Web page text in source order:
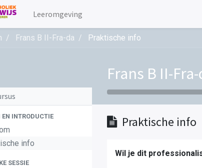
Leeromgeving
Frans B II-Fra-da Praktische info
Frans B II-
EN INTRODUCTIE
info
SESSIE
Praktische info
Wil je dit